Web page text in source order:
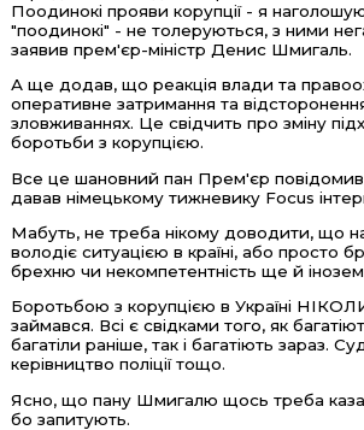
Поодинокі прояви корупції - я
"поодинокі" - не толеруються, з ними
заявив прем'єр-міністр Денис Шмигаль.
А ще додав, що реакція влади та
оперативне затримання та
зловживаннях. Це свідчить про зміну
боротьби з корупцією.
Все це шановний пан Прем'єр
давав німецькому тижневику Focus
Мабуть, не треба нікому доводити, що
володіє ситуацією в країні, або просто
брехню чи некомпетентність ще й
Боротьбою з корупцією в Україні
займався. Всі є свідками того, як
багатіли раніше, так і багатіють зараз.
керівництво поліції тощо.
Ясно, що пану Шмигалю щось треба
бо запитують.